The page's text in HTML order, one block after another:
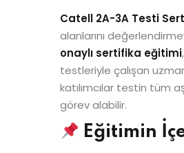
Catell 2A-3A Testi
alanlarını
onaylı sertifika eğitimi
testleriyle çalışan
katılımcılar testin tüm
görev alabilir.
Eğitimin